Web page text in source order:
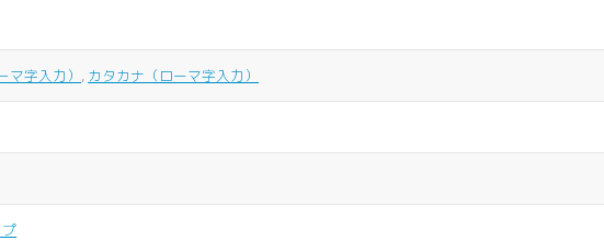
マ字入力） , カタカナ（ローマ字入力）